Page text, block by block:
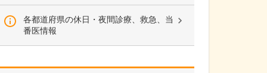
各都道府県の休日・夜間診療、救急、当
番医情報